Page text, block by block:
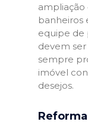
banheiros
equipe de
devem
sempre
imóvel
desejos.